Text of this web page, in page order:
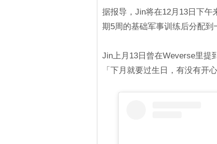
据报导，Jin将在12月13日下
期5周的基础军事训练后分配到
Jin上月13日曾在Weverse里提
「下月就要过生日，有没有开